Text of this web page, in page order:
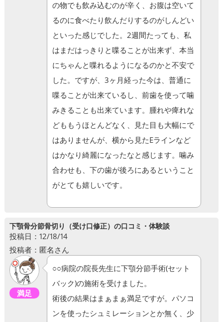
の物でも飲み込むのが辛く、お腹は空いて
るのに食べたり飲んだりするのがしんどい
といった感じでした。2週間たっても、私
はまだはっきりと喋ることが出来ず、本当
にちゃんと喋れるようになるのかと不安で
した。ですが、3ヶ月経った今は、普通に
喋ることが出来ているし、前歯を使って噛
みきることも出来ています。腫れや痺れな
どももうほとんどなく、見た目も大幅にで
はありませんが、横から見たEラインなど
はかなり綺麗になったなと感じます。噛み
合わせも、下の歯が後ろにあるということ
がとても嬉しいです。
下顎骨分節骨切り（受け口修正）の口コミ・体験談
投稿日：12/18/14
投稿者：匿名さん
満足
○○病院の院長先生に下顎分節手術(セット
バック)の施術を受けました。
術後の結果はまぁまぁ満足ですが。パソコ
ンを使ったシュミレーションとか無く、少